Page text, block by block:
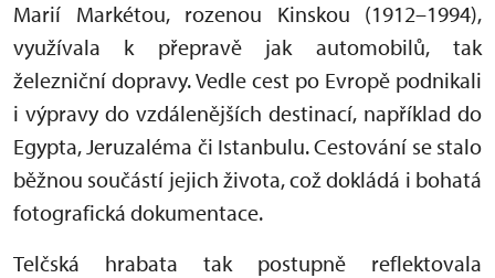
Marií Markétou, rozenou Kinskou (1912–1994),
využívala k přepravě jak automobilů, tak
železniční dopravy. Vedle cest po Evropě podnikali
i výpravy do vzdálenějších destinací, například do
Egypta, Jeruzaléma či Istanbulu. Cestování se stalo
běžnou součástí jejich života, což dokládá i bohatá
fotografická dokumentace.
Telčská hrabata tak postupně reflektovala